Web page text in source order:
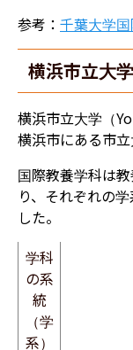
参考： 千葉大学
横浜市立大学
横浜市立大学（
横浜市にある市立
国際教養学科は
り、それぞれの
した。
学科
の系
統
（学
系）